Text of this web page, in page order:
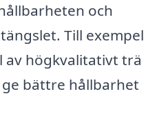
och
Till exempel
av högkvalitativt trä
bättre hållbarhet